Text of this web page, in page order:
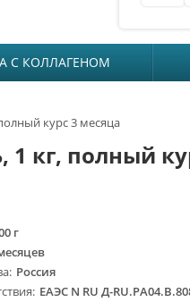
С КОЛЛАГЕНОМ
курс 3 месяца
полный
г
Россия
ЕАЭС N RU Д-